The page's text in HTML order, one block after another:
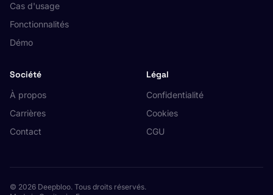
Cas d'usage
Fonctionnalités
Démo
Société
À propos
Carrières
Contact
Légal
Confidentialité
Cookies
CGU
© 2026 Deepbloo. Tous droits réservés.